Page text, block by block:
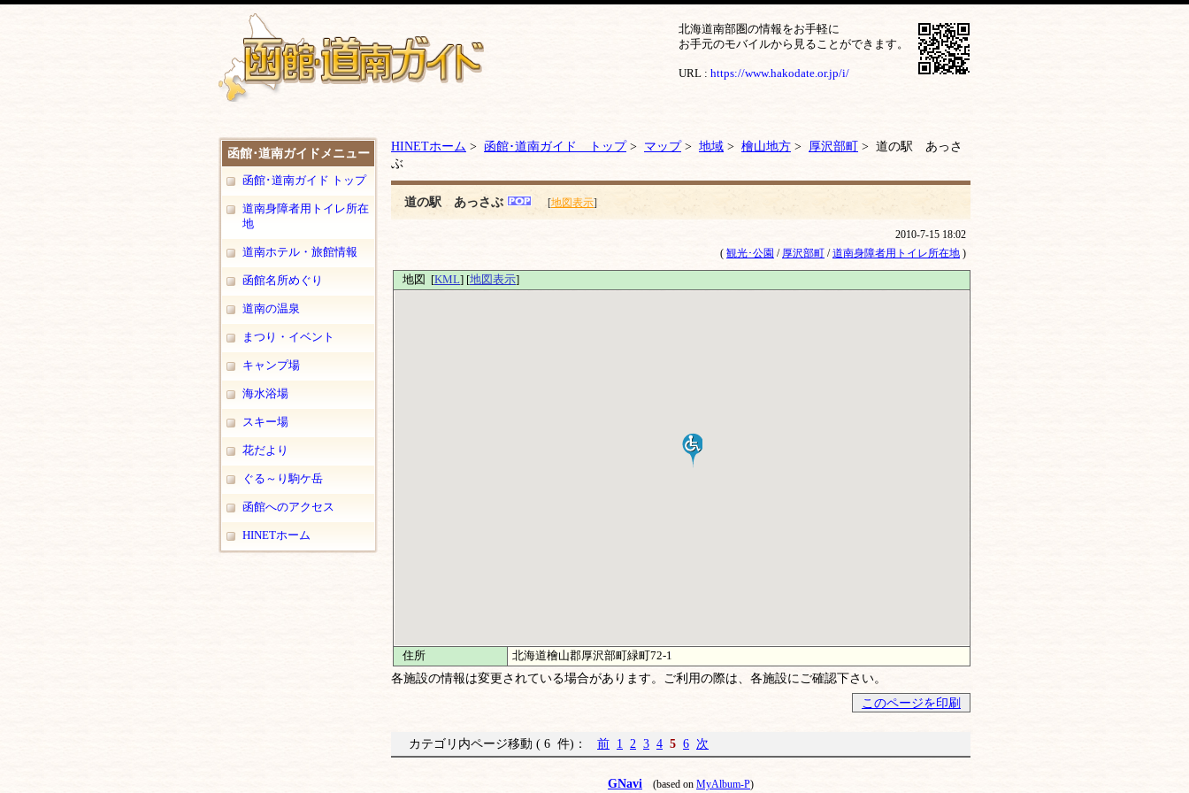
北海道南部圏の情報をお手軽に
お手元のモバイルから見ることができます。
URL : https://www.hakodate.or.jp/i/
函館･道南ガイドメニュー
函館･道南ガイド トップ
道南身障者用トイレ所在
地
道南ホテル・旅館情報
函館名所めぐり
道南の温泉
まつり・イベント
キャンプ場
海水浴場
スキー場
花だより
ぐる～り駒ケ岳
函館へのアクセス
HINETホーム
HINETホーム > 函館･道南ガイド トップ> マップ> 地域 > 檜山地方 > 厚沢部町 > 道の駅 あっさ
ぶ
道の駅 あっさぶ [地図表示]
2010-7-15 18:02
( 観光･公園 / 厚沢部町 /道南身障者用トイレ所在地 )
地図 [KML] [地図表示]
住所 北海道檜山郡厚沢部町緑町72-1
各施設の情報は変更されている場合があります。ご利用の際は、各施設にご確認下さい。
このページを印刷
カテゴリ内ページ移動 ( 6 件)： 前 1 2 3 4 5 6 次
GNavi (based on MyAlbum-P)